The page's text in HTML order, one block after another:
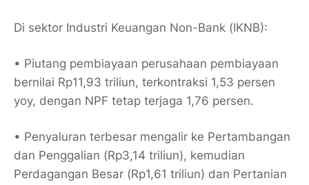
Di sektor Industri Keuangan Non-Bank (IKNB):
• Piutang pembiayaan perusahaan pembiayaan
bernilai Rp11,93 triliun, terkontraksi 1,53 persen
yoy, dengan NPF tetap terjaga 1,76 persen.
• Penyaluran terbesar mengalir ke Pertambangan
dan Penggalian (Rp3,14 triliun), kemudian
Perdagangan Besar (Rp1,61 triliun) dan Pertanian